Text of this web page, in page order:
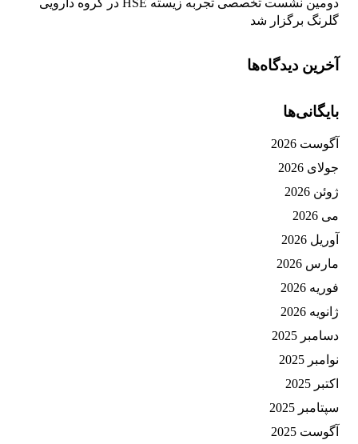
گلرنگ برگزار شد
آخرین دیدگاه‌ها
بایگانی‌ها
آگوست 2026
جولای 2026
ژوئن 2026
می 2026
آوریل 2026
مارس 2026
فوریه 2026
ژانویه 2026
دسامبر 2025
نوامبر 2025
اکتبر 2025
سپتامبر 2025
آگوست 2025